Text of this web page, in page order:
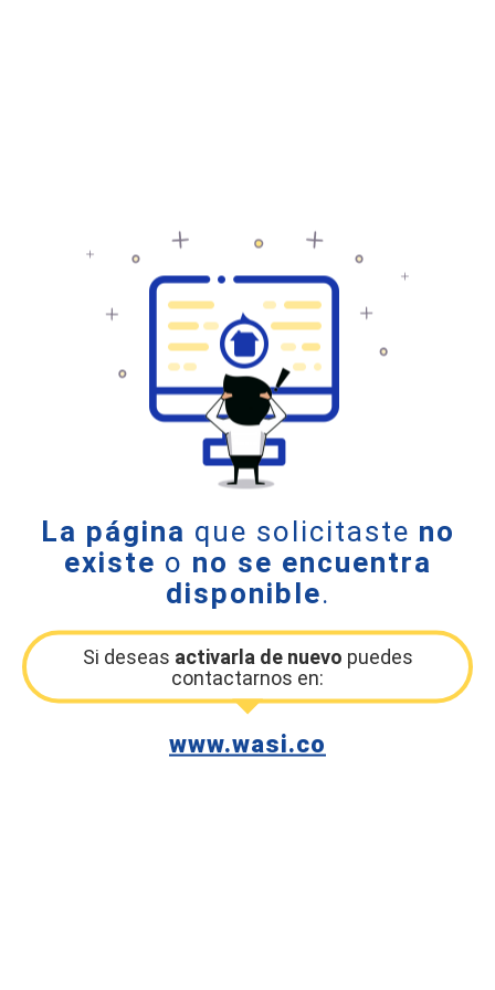
La página que solicitaste no
existe o no se encuentra
disponible.
Si deseas activarla de nuevo puedes
contactarnos en:
www.wasi.co